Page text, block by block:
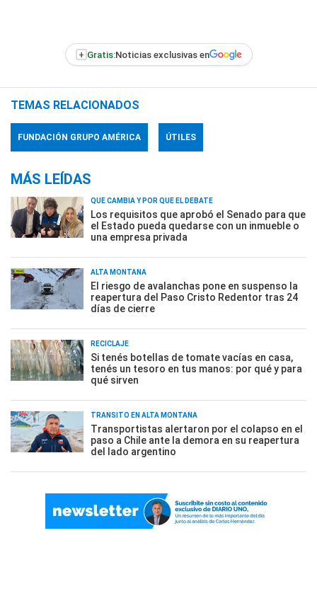
+ Gratis:Noticias exclusivas en
TEMAS RELACIONADOS
FUNDACIÓN GRUPO AMÉRICA ÚTILES
MÁS LEÍDAS
QUÉ CAMBIA Y POR QUÉ EL DEBATE
Los requisitos que aprobó el Senado para que
el Estado pueda quedarse con un inmueble o
una empresa privada
ALTA MONTAÑA
El riesgo de avalanchas pone en suspenso la
reapertura del Paso Cristo Redentor tras 24
días de cierre
RECICLAJE
Si tenés botellas de tomate vacías en casa,
tenés un tesoro en tus manos: por qué y para
qué sirven
TRÁNSITO EN ALTA MONTAÑA
Transportistas alertaron por el colapso en el
paso a Chile ante la demora en su reapertura
del lado argentino